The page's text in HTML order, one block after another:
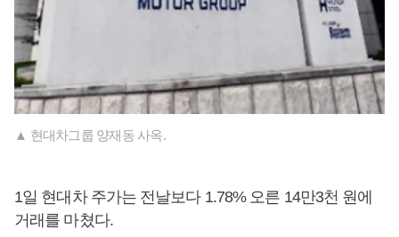
▲ 현대차그룹 양재동 사옥.
1일 현대차 주가는 전날보다 1.78% 오른 14만3천 원에
거래를 마쳤다.